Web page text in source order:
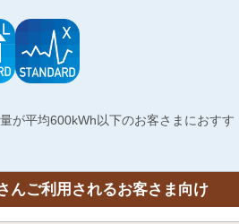
が平均600kWh以下のお客さまにおすす
んご利用されるお客さま向け